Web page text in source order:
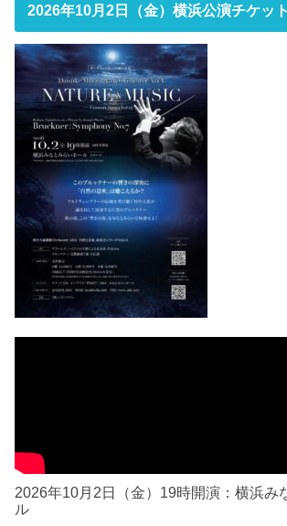
2026年10月2日（金）横浜公演チケット
2026年10月2日（金）19時開演：横浜み
ル